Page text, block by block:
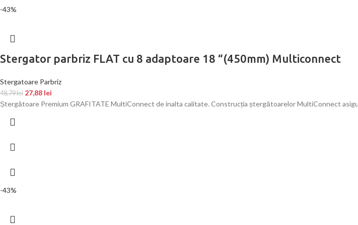
-43%
Stergator parbriz FLAT cu 8 adaptoare 18 “(450mm) Multiconnect
Stergatoare Parbriz
48,79lei 27,88 lei
Ștergătoare Premium GRAFITATE MultiConnect de inalta calitate. Construcția ștergătoarelor MultiConnect
-43%